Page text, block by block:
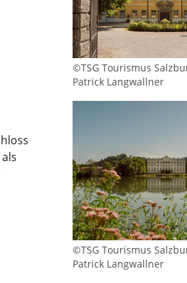
©TSG Tourismus
Patrick Langwallner
©TSG Tourismus
Patrick Langwallner